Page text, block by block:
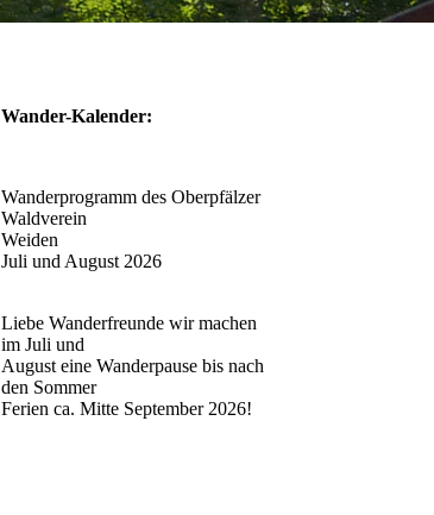
Wander-Kalender:
Wanderprogramm des Oberpfälzer
Waldverein
Weiden
Juli und August 2026
Liebe Wanderfreunde wir machen
im Juli und
August eine Wanderpause bis nach
den Sommer
Ferien ca. Mitte September 2026!